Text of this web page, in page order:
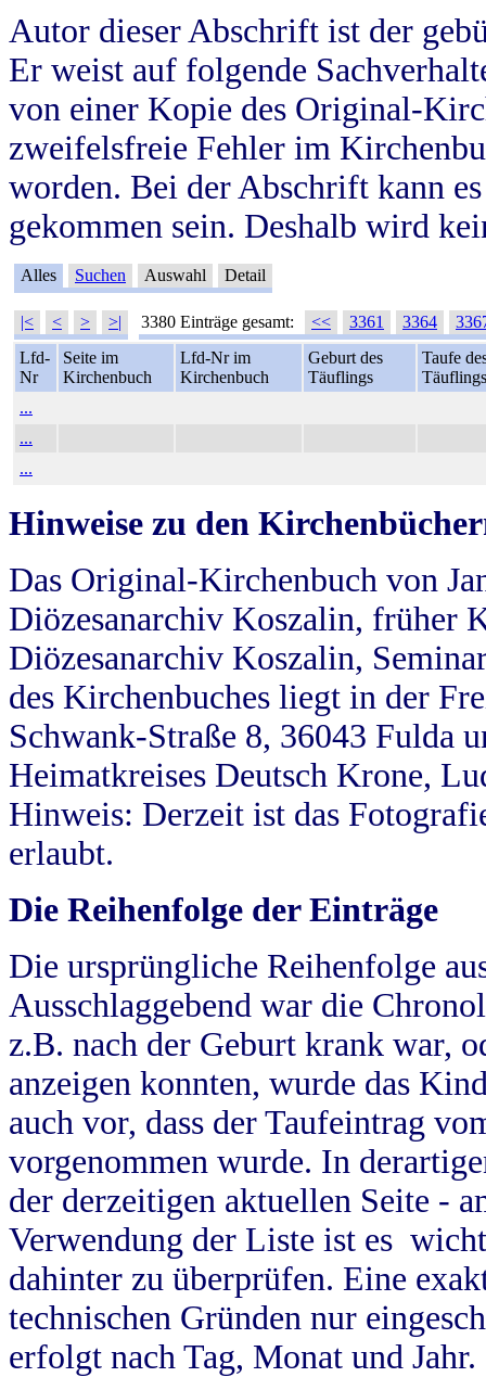
Autor dieser Abschrift ist der
Er weist auf folgende
von einer Kopie des Original-
zweifelsfreie Fehler im
worden. Bei der Abschrift kann
gekommen sein. Deshalb wird
Alles Suchen Auswahl Detail
|< < > >| 3380 Einträge gesamt: << 3361 3364
Lfd-
Nr
Seite im
Kirchenbuch
Lfd-Nr im
Kirchenbuch
Geburt des
Täuflings
Taufe
Täuflings
...
...
...
Hinweise zu den
Das Original-Kirchenbuch von
Diözesanarchiv Koszalin, früher
Diözesanarchiv Koszalin,
des Kirchenbuches liegt in der
Schwank-Straße 8, 36043 Fulda
Heimatkreises Deutsch Krone,
Hinweis: Derzeit ist das
erlaubt.
Die Reihenfolge der Einträge
Die ursprüngliche Reihenfolge
Ausschlaggebend war die
z.B. nach der Geburt krank war,
anzeigen konnten, wurde das
auch vor, dass der Taufeintrag
vorgenommen wurde. In
der derzeitigen aktuellen Seite -
Verwendung der Liste ist es
dahinter zu überprüfen. Eine
technischen Gründen nur
erfolgt nach Tag, Monat und Jahr.